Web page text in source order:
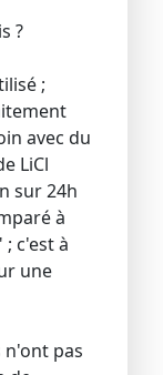
?
;
avec du
LiCl
sur 24h
à
c'est à
une
n'ont pas